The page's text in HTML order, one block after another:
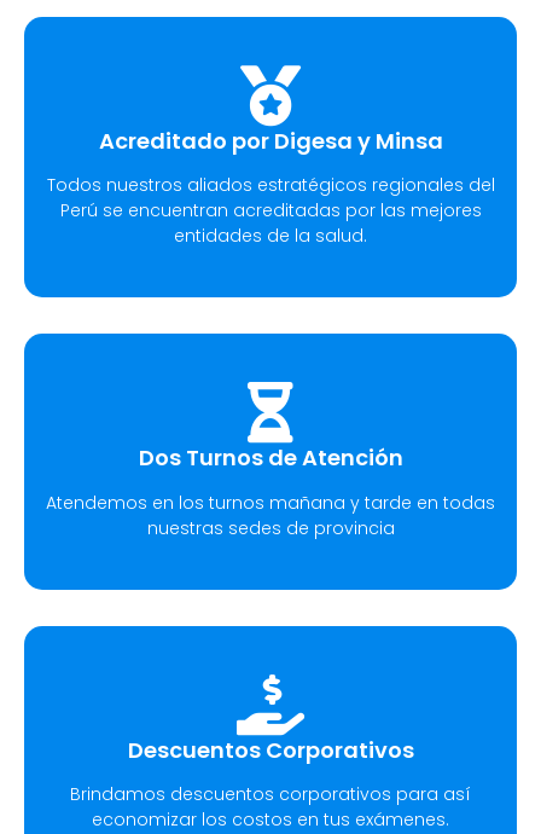
Acreditado por Digesa y Minsa
Todos nuestros aliados estratégicos regionales del
Perú se encuentran acreditadas por las mejores
entidades de la salud.
Dos Turnos de Atención
Atendemos en los turnos mañana y tarde en todas
nuestras sedes de provincia
Descuentos Corporativos
Brindamos descuentos corporativos para así
economizar los costos en tus exámenes.